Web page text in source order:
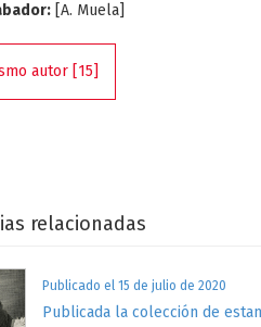
[A. Muela]
autor [15]
relacionadas
Publicado el 15 de julio de 2020
Publicada la colección de